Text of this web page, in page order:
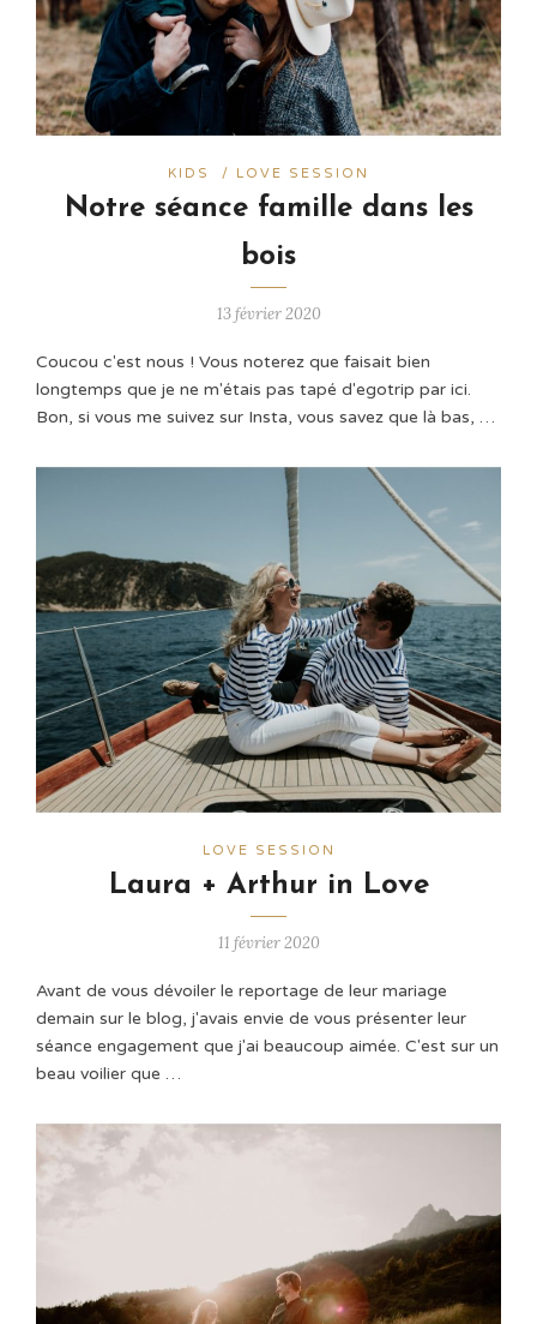
KIDS / LOVE SESSION
Notre séance famille dans les
bois
13 février 2020
Coucou c'est nous ! Vous noterez que faisait bien
longtemps que je ne m'étais pas tapé d'egotrip par ici.
Bon, si vous me suivez sur Insta, vous savez que là bas, …
LOVE SESSION
Laura + Arthur in Love
11 février 2020
Avant de vous dévoiler le reportage de leur mariage
demain sur le blog, j'avais envie de vous présenter leur
séance engagement que j'ai beaucoup aimée. C'est sur un
beau voilier que …